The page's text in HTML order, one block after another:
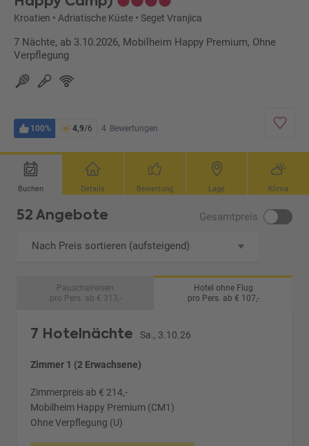
Kroatien • Adriatische Küste • Seget Vranjica
7 Nächte, ab 3.10.2026, Mobilheim Happy Premium, Ohne
Verpflegung
100% 4,9/6 4 Bewertungen
Buchen Details Bewertung Lage Klima
52 Angebote Gesamtpreis
Nach Preis sortieren (aufsteigend)
Pauschalreisen
pro Pers. ab € 313,-
Hotel ohne Flug
pro Pers. ab € 107,-
7 Hotelnächte Sa., 3.10.26
Zimmer 1 (2 Erwachsene)
Zimmerpreis ab € 214,-
Mobilheim Happy Premium (CM1)
Ohne Verpflegung (U)